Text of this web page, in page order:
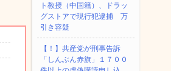
ト教授（中国籍）、ドラッ
グストアで現行犯逮捕 万
引き容疑
【！】共産党が刑事告訴
「しんぶん赤旗」１７００